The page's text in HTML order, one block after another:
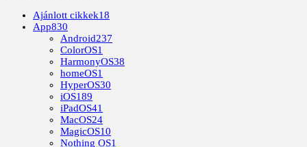
Ajánlott cikkek18
App830
Android237
ColorOS1
HarmonyOS38
homeOS1
HyperOS30
iOS189
iPadOS41
MacOS24
MagicOS10
Nothing OS1